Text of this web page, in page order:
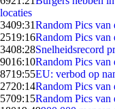
locaties
3409:31Random Pics van
2519:16Random Pics van
3408:28Snelheidsrecord
9016:10Random Pics van
8719:55EU: verbod op
2720:14Random Pics van
5709:15Random Pics van